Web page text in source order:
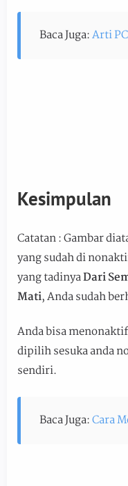
Baca Juga:Arti
Kesimpulan
Catatan : Gambar
yang sudah di
yang tadinyaDari
Mati, Anda sudah
Anda bisa
dipilih sesuka anda
sendiri.
Baca Juga:Cara